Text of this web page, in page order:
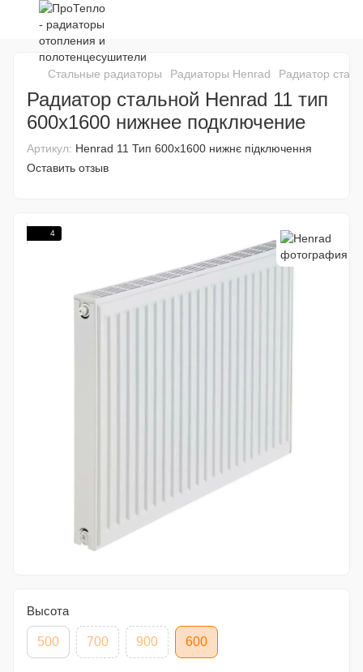
Стальные радиаторы Радиаторы Henrad Радиатор
Радиатор стальной Henrad 11 тип
600х1600 нижнее подключение
Артикул: Henrad 11 Тип 600x1600 нижнє підключення
Оставить отзыв
4
Высота
500 700 900 600